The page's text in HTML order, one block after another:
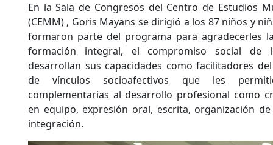
En la Sala de Congresos del Centro de Estudios
(CEMM) , Goris Mayans se dirigió a los 87 niños y
formaron parte del programa para agradecerles
formación integral, el compromiso social de
desarrollan sus capacidades como facilitadores
de vínculos socioafectivos que les
complementarias al desarrollo profesional como
en equipo, expresión oral, escrita, organización
integración.